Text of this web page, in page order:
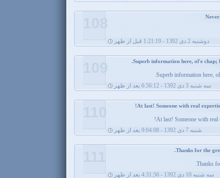
دوشنبه 2 دی 1392 - 1:21:19 قبل از ظهر
108
Superb information here,
سه شنبه 3 دی 1392 - 6:56:12 بعد از ظهر
109
At last! Someone with real
شنبه 7 دی 1392 - 9:04:08 بعد از ظهر
110
Thanks
سه شنبه 10 دی 1392 - 4:31:56 بعد از ظهر